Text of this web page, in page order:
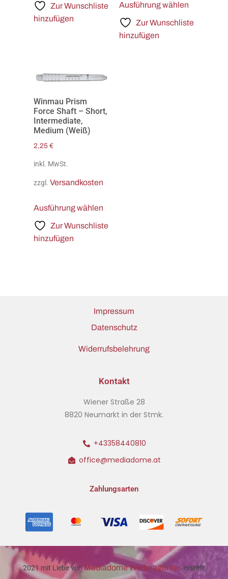
Zur Wunschliste
hinzufügen
Ausführung wählen
Zur Wunschliste
hinzufügen
Winmau Prism
Force Shaft – Short,
Intermediate,
Medium (Weiß)
2,25 €
inkl. MwSt.
zzgl. Versandkosten
Ausführung wählen
Zur Wunschliste
hinzufügen
Impressum
Datenschutz
Widerrufsbelehrung
Kontakt
Wiener Straße 28
8820 Neumarkt in der Stmk.
+43358440810
office@mediadome.at
Zahlungsarten
2021 mit Liebe vonMediadome Werbeagentur erstellt